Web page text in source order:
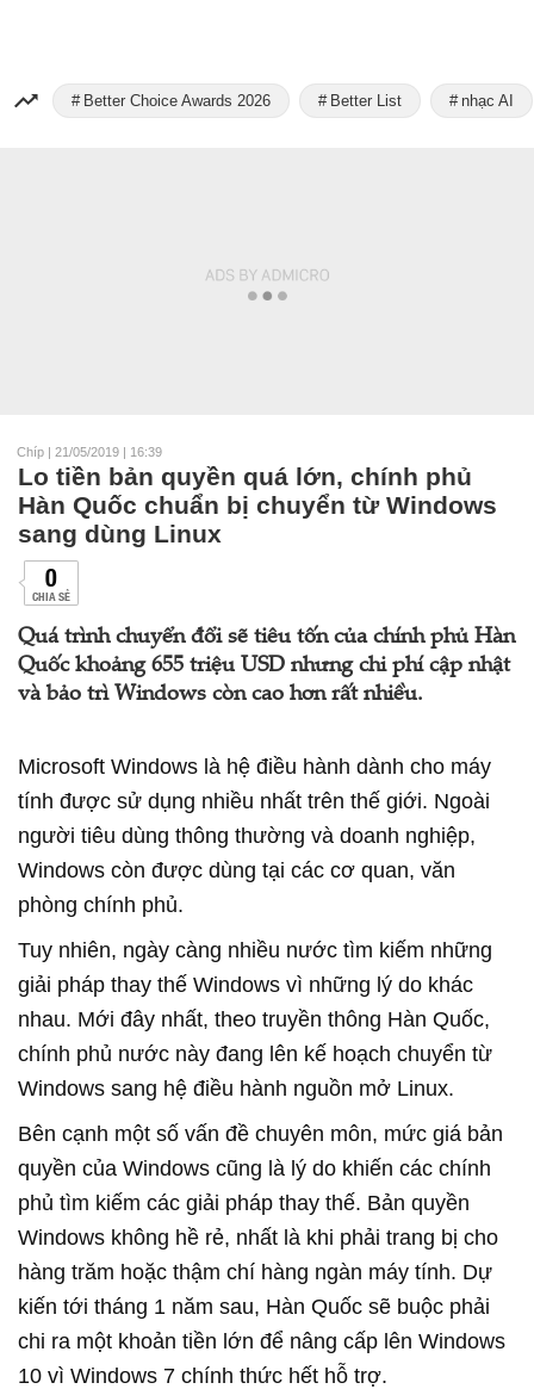
Better Choice Awards 2026 Better List nhạc AI
Chíp | 21/05/2019 | 16:39
Lo tiền bản quyền quá lớn, chính phủ
Hàn Quốc chuẩn bị chuyển từ Windows
sang dùng Linux
0
CHIA SẺ
Quá trình chuyển đổi sẽ tiêu tốn của chính phủ Hàn
Quốc khoảng 655 triệu USD nhưng chi phí cập nhật
và bảo trì Windows còn cao hơn rất nhiều.
Microsoft Windows là hệ điều hành dành cho máy
tính được sử dụng nhiều nhất trên thế giới. Ngoài
người tiêu dùng thông thường và doanh nghiệp,
Windows còn được dùng tại các cơ quan, văn
phòng chính phủ.
Tuy nhiên, ngày càng nhiều nước tìm kiếm những
giải pháp thay thế Windows vì những lý do khác
nhau. Mới đây nhất, theo truyền thông Hàn Quốc,
chính phủ nước này đang lên kế hoạch chuyển từ
Windows sang hệ điều hành nguồn mở Linux.
Bên cạnh một số vấn đề chuyên môn, mức giá bản
quyền của Windows cũng là lý do khiến các chính
phủ tìm kiếm các giải pháp thay thế. Bản quyền
Windows không hề rẻ, nhất là khi phải trang bị cho
hàng trăm hoặc thậm chí hàng ngàn máy tính. Dự
kiến tới tháng 1 năm sau, Hàn Quốc sẽ buộc phải
chi ra một khoản tiền lớn để nâng cấp lên Windows
10 vì Windows 7 chính thức hết hỗ trợ.